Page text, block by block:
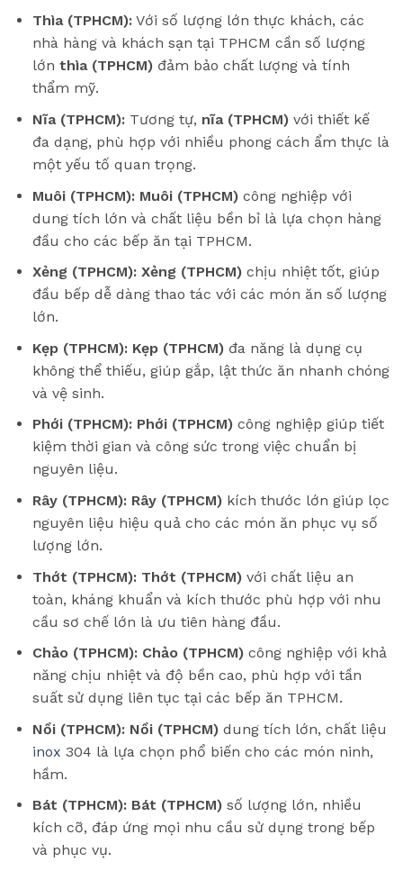
Thìa (TPHCM):Với số lượng lớn thực khách, các
nhà hàng và khách sạn tại TPHCM cần số lượng
lớn thìa (TPHCM)đảm bảo chất lượng và tính
thẩm mỹ.
Nĩa (TPHCM):Tương tự, nĩa (TPHCM)với thiết kế
đa dạng, phù hợp với nhiều phong cách ẩm thực là
một yếu tố quan trọng.
Muôi (TPHCM): Muôi (TPHCM)công nghiệp với
dung tích lớn và chất liệu bền bỉ là lựa chọn hàng
đầu cho các bếp ăn tại TPHCM.
Xẻng (TPHCM): Xẻng (TPHCM)chịu nhiệt tốt, giúp
đầu bếp dễ dàng thao tác với các món ăn số lượng
lớn.
Kẹp (TPHCM): Kẹp (TPHCM)đa năng là dụng cụ
không thể thiếu, giúp gắp, lật thức ăn nhanh chóng
và vệ sinh.
Phới (TPHCM): Phới (TPHCM)công nghiệp giúp tiết
kiệm thời gian và công sức trong việc chuẩn bị
nguyên liệu.
Rây (TPHCM): Rây (TPHCM)kích thước lớn giúp lọc
nguyên liệu hiệu quả cho các món ăn phục vụ số
lượng lớn.
Thớt (TPHCM): Thớt (TPHCM)với chất liệu an
toàn, kháng khuẩn và kích thước phù hợp với nhu
cầu sơ chế lớn là ưu tiên hàng đầu.
Chảo (TPHCM): Chảo (TPHCM)công nghiệp với khả
năng chịu nhiệt và độ bền cao, phù hợp với tần
suất sử dụng liên tục tại các bếp ăn TPHCM.
Nồi (TPHCM): Nồi (TPHCM)dung tích lớn, chất liệu
inox 304 là lựa chọn phổ biến cho các món ninh,
hầm.
Bát (TPHCM): Bát (TPHCM)số lượng lớn, nhiều
kích cỡ, đáp ứng mọi nhu cầu sử dụng trong bếp
và phục vụ.